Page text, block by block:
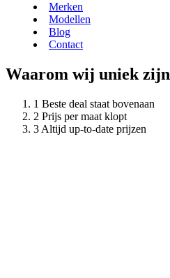
Merken
Modellen
Blog
Contact
Waarom wij uniek zijn
Beste deal staat bovenaan
Prijs per maat klopt
Altijd up-to-date prijzen